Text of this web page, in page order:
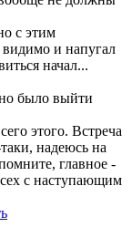
с этим
и напугал
начал...
было выйти
этого. Встреча
надеюсь на
главное -
с наступающим